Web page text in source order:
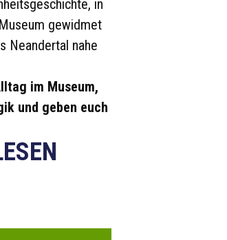
in
gewidmet
Neandertal nahe
im Museum,
und geben euch